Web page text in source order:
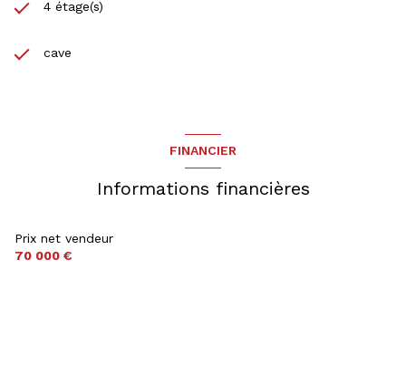
4 étage(s)
cave
FINANCIER
Informations financières
Prix net vendeur
70 000 €